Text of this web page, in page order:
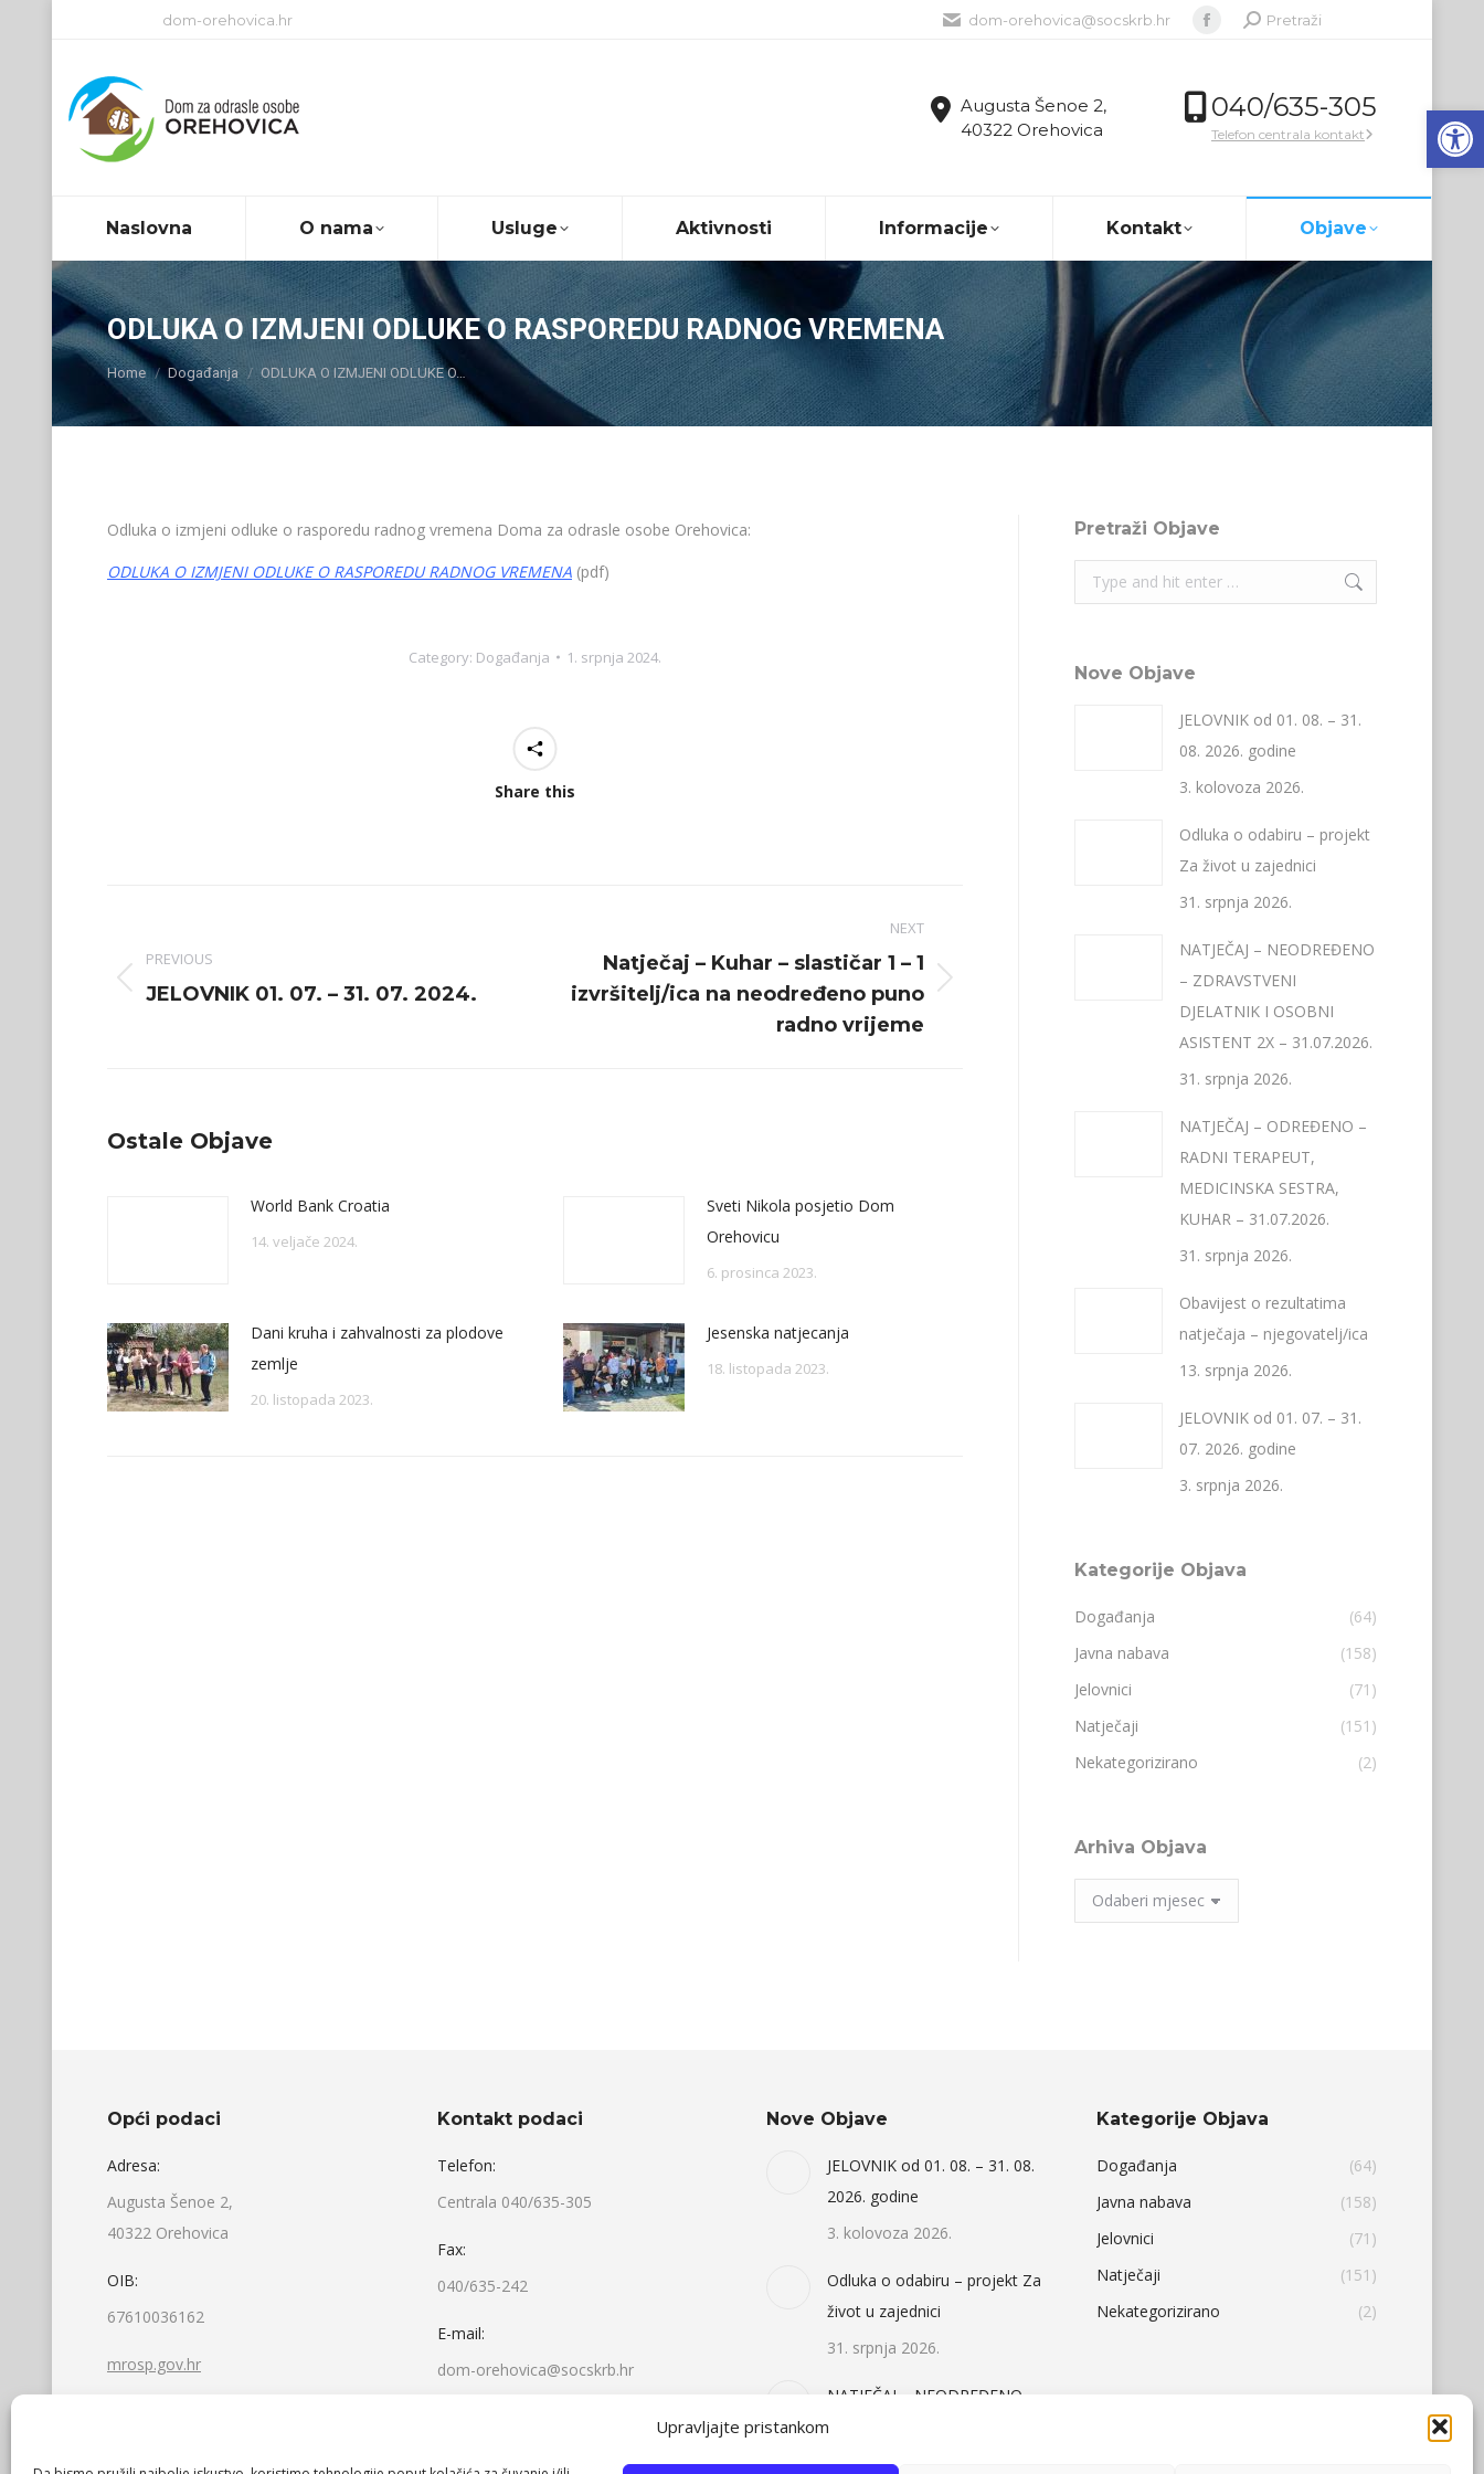
Upravljajte pristankom
dom-orehovica.hr dom-orehovica@socskrb.hr
Facebook
opens
in
new
Search:
Pretraži
Augusta Šenoe 2,
40322 Orehovica
040/635-305
Telefon centrala kontakt
Naslovna O nama Usluge Aktivnosti Informacije Kontakt Objave
ODLUKA O IZMJENI ODLUKE O RASPOREDU RADNOG VREMENA
You are here:
Home Događanja ODLUKA O IZMJENI ODLUKE O…
Odluka o izmjeni odluke o rasporedu radnog vremena Doma za odrasle osobe Orehovica:
ODLUKA O IZMJENI ODLUKE O RASPOREDU RADNOG VREMENA (pdf)
Category: Događanja 1. srpnja 2024.
Share this
PREVIOUS
Previous
JELOVNIK 01. 07. – 31. 07. 2024.
NEXT
Next
Natječaj – Kuhar – slastičar 1 – 1
izvršitelj/ica na neodređeno puno
radno vrijeme
Ostale Objave
World Bank Croatia
14. veljače 2024.
Sveti Nikola posjetio Dom
Orehovicu
6. prosinca 2023.
Dani kruha i zahvalnosti za plodove
zemlje
20. listopada 2023.
Jesenska natjecanja
18. listopada 2023.
Pretraži Objave
Search:
Nove Objave
JELOVNIK od 01. 08. – 31.
08. 2026. godine
3. kolovoza 2026.
Odluka o odabiru – projekt
Za život u zajednici
31. srpnja 2026.
NATJEČAJ – NEODREĐENO
– ZDRAVSTVENI
DJELATNIK I OSOBNI
ASISTENT 2X – 31.07.2026.
31. srpnja 2026.
NATJEČAJ – ODREĐENO –
RADNI TERAPEUT,
MEDICINSKA SESTRA,
KUHAR – 31.07.2026.
31. srpnja 2026.
Obavijest o rezultatima
natječaja – njegovatelj/ica
13. srpnja 2026.
JELOVNIK od 01. 07. – 31.
07. 2026. godine
3. srpnja 2026.
Kategorije Objava
Događanja
(64)
Javna nabava
(158)
Jelovnici
(71)
Natječaji
(151)
Nekategorizirano
(2)
Arhiva Objava
Arhiva
Objava
Opći podaci
Adresa:
Augusta Šenoe 2,
40322 Orehovica
OIB:
67610036162
mrosp.gov.hr
Kontakt podaci
Telefon:
Centrala 040/635-305
Fax:
040/635-242
E-mail:
dom-orehovica@socskrb.hr
Nove Objave
JELOVNIK od 01. 08. – 31. 08.
2026. godine
3. kolovoza 2026.
Odluka o odabiru – projekt Za
život u zajednici
31. srpnja 2026.
NATJEČAJ – NEODREĐENO –
ZDRAVSTVENI DJELATNIK I
Kategorije Objava
Događanja
(64)
Javna nabava
(158)
Jelovnici
(71)
Natječaji
(151)
Nekategorizirano
(2)